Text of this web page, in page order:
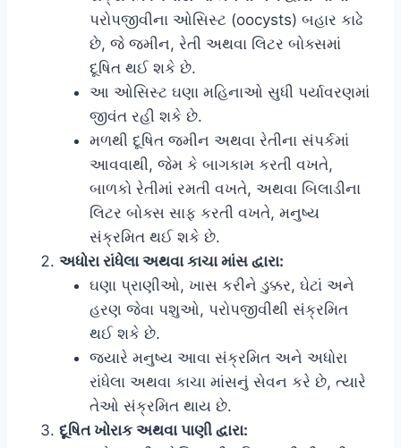
પરોપજીવીના ઓસિસ્ટ (oocysts) બહાર કાઢે
છે, જે જમીન, રેતી અથવા લિટર બોક્સમાં
દૂષિત થઈ શકે છે.
આ ઓસિસ્ટ ઘણા મહિનાઓ સુધી પર્યાવરણમાં
જીવંત રહી શકે છે.
મળથી દૂષિત જમીન અથવા રેતીના સંપર્કમાં
આવવાથી, જેમ કે બાગકામ કરતી વખતે,
બાળકો રેતીમાં રમતી વખતે, અથવા બિલાડીના
લિટર બોક્સ સાફ કરતી વખતે, મનુષ્ય
સંક્રમિત થઈ શકે છે.
અધોરા રાંધેલા અથવા કાચા માંસ દ્વારા:
ઘણા પ્રાણીઓ, ખાસ કરીને ડુક્કર, ઘેટાં અને
હરણ જેવા પશુઓ, પરોપજીવીથી સંક્રમિત
થઈ શકે છે.
જ્યારે મનુષ્ય આવા સંક્રમિત અને અધોરા
રાંધેલા અથવા કાચા માંસનું સેવન કરે છે, ત્યારે
તેઓ સંક્રમિત થાય છે.
દૂષિત ખોરાક અથવા પાણી દ્વારા: